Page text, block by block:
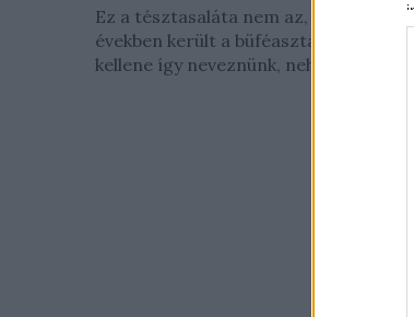
Ez a tésztasaláta nem az, ami a
években került a büféasztalokra,
kellene így neveznünk, nehogy bárki...